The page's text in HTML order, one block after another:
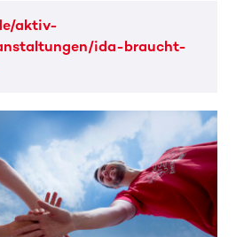
aktiv-
ida-braucht-